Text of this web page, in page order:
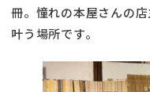
冊。憧れの本屋さんの
叶う場所です。